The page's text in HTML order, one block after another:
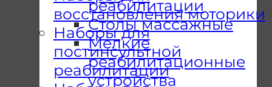
реабилитации
Столы массажные
Мелкие
реабилитационные
устройства
восстановления моторики
Наборы для
постинсультной
реабилитации